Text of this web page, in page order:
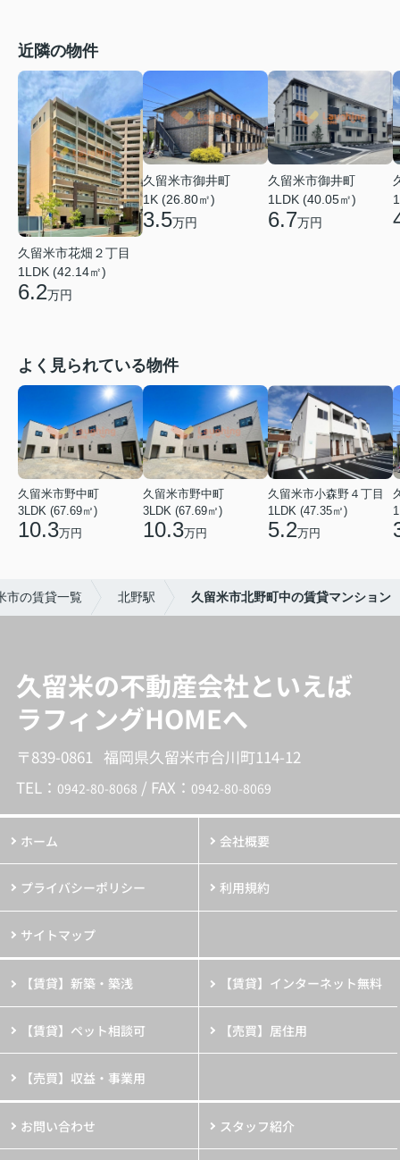
近隣の物件
久留米市花畑２丁目
1LDK (42.14㎡)
6.2万円
久留米市御井町
1K (26.80㎡)
3.5万円
久留米市御井町
1LDK (40.05㎡)
6.7万円
よく見られている物件
久留米市野中町
3LDK (67.69㎡)
10.3万円
久留米市野中町
3LDK (67.69㎡)
10.3万円
久留米市小森野４丁目
1LDK (47.35㎡)
5.2万円
市の賃貸一覧 北野駅 久留米市北野町中の賃貸マンション
久留米の不動産会社といえば
ラフィングHOMEへ
〒839-0861 福岡県久留米市合川町114-12
TEL： 0942-80-8068 / FAX： 0942-80-8069
ホーム 会社概要
プライバシーポリシー 利用規約
サイトマップ
【賃貸】新築・築浅 【賃貸】インターネット無料
【賃貸】ペット相談可 【売買】居住用
【売買】収益・事業用
お問い合わせ スタッフ紹介